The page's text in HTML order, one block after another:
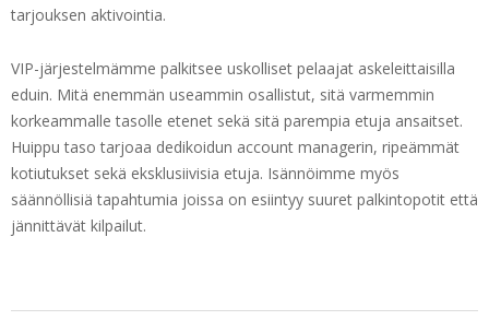
tarjouksen aktivointia.
VIP-järjestelmämme palkitsee uskolliset pelaajat askeleittaisilla
eduin. Mitä enemmän useammin osallistut, sitä varmemmin
korkeammalle tasolle etenet sekä sitä parempia etuja ansaitset.
Huippu taso tarjoaa dedikoidun account managerin, ripeämmät
kotiutukset sekä eksklusiivisia etuja. Isännöimme myös
säännöllisiä tapahtumia joissa on esiintyy suuret palkintopotit että
jännittävät kilpailut.